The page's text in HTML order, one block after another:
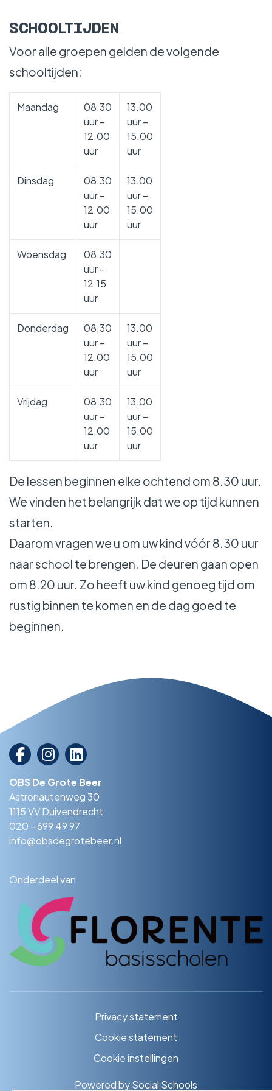
SCHOOLTIJDEN
Voor alle groepen gelden de volgende
schooltijden:
Maandag
08.30
uur –
12.00
uur
13.00
uur –
15.00
uur
Dinsdag
08.30
uur –
12.00
uur
13.00
uur –
15.00
uur
Woensdag
08.30
uur –
12.15
uur
Donderdag
08.30
uur –
12.00
uur
13.00
uur –
15.00
uur
Vrijdag
08.30
uur –
12.00
uur
13.00
uur –
15.00
uur
De lessen beginnen elke ochtend om 8.30 uur.
We vinden het belangrijk dat we op tijd kunnen
starten.
Daarom vragen we u om uw kind vóór 8.30 uur
naar school te brengen. De deuren gaan open
om 8.20 uur. Zo heeft uw kind genoeg tijd om
rustig binnen te komen en de dag goed te
beginnen.
OBS De Grote Beer
Astronautenweg 30
1115 VV Duivendrecht
020 - 699 49 97
info@obsdegrotebeer.nl
Onderdeel van
Privacy statement
Cookie statement
Cookie instellingen
Powered bySocial Schools